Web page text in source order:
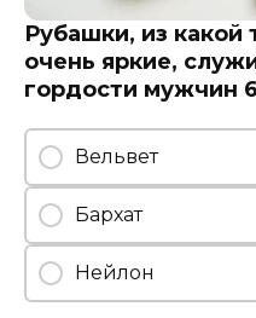
Рубашки, из какой
очень яркие,
гордости мужчин
Вельвет
Бархат
Нейлон